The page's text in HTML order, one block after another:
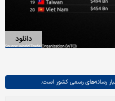
دانلود
رسانه‌های رسمی کشور است.